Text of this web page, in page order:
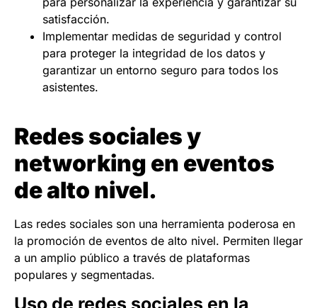
satisfacción.
Implementar medidas de seguridad y control
para proteger la integridad de los datos y
garantizar un entorno seguro para todos los
asistentes.
Redes sociales y
networking en eventos
de alto nivel.
Las redes sociales son una herramienta poderosa en
la promoción de eventos de alto nivel. Permiten llegar
a un amplio público a través de plataformas
populares y segmentadas.